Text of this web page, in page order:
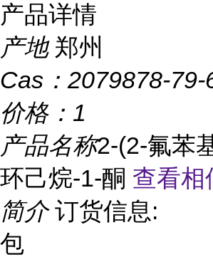
产品详情
产地 郑州
Cas： 2079878-79-
价格： 1
产品名称2-(2-氟苯
环己烷-1-酮 查看
简介 订货信息:
包